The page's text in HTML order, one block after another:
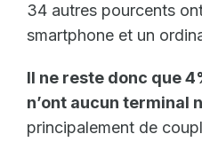
34 autres pourcents
smartphone et un
Il ne reste donc que
n’ont aucun terminal
principalement de